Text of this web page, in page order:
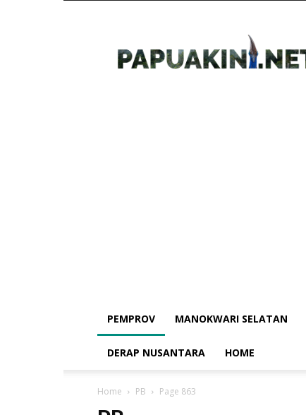
PEMPROV MANOKWARI SELATAN
DERAP NUSANTARA HOME
Home PB Page 863